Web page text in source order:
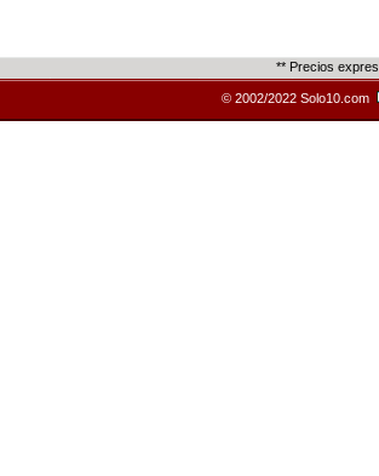
** Precios
© 2002/2022 Solo10.com